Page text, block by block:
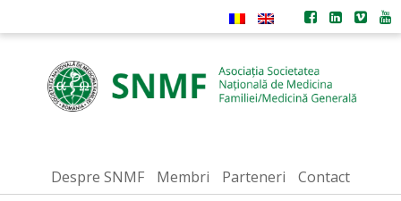
Despre SNMF Membri Parteneri Contact